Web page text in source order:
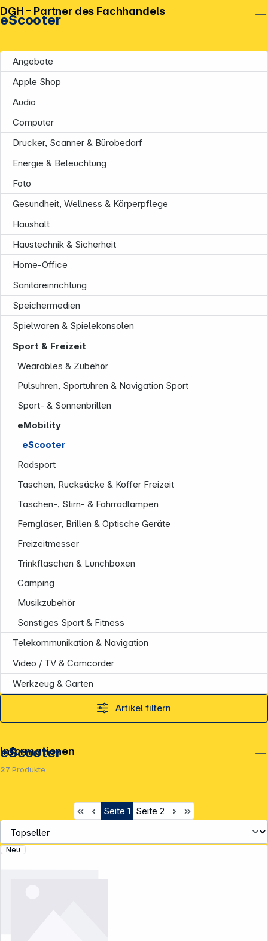
eScooter
Angebote
Apple Shop
Audio
Computer
Drucker, Scanner & Bürobedarf
Energie & Beleuchtung
Foto
Gesundheit, Wellness & Körperpflege
Haushalt
Haustechnik & Sicherheit
Home-Office
Sanitäreinrichtung
Speichermedien
Spielwaren & Spielekonsolen
Sport & Freizeit
Wearables & Zubehör
Pulsuhren, Sportuhren & Navigation Sport
Sport- & Sonnenbrillen
eMobility
eScooter
Radsport
Taschen, Rucksäcke & Koffer Freizeit
Taschen-, Stirn- & Fahrradlampen
Ferngläser, Brillen & Optische Geräte
Freizeitmesser
Trinkflaschen & Lunchboxen
Camping
Musikzubehör
Sonstiges Sport & Fitness
Telekommunikation & Navigation
Video / TV & Camcorder
Werkzeug & Garten
Artikel filtern
eScooter
27 Produkte
Seite 1 Seite 2
Neu
DGH – Partner des Fachhandels
Unternehmen
Informationen